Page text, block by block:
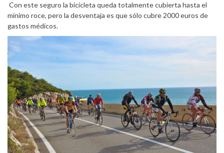
Con este seguro la bicicleta queda totalmente cubierta hasta el
mínimo roce, pero la desventaja es que sólo cubre 2000 euros de
gastos médicos.